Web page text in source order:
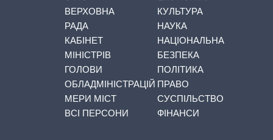
ВЕРХОВНА
РАДА
КАБІНЕТ
МІНІСТРІВ
ГОЛОВИ
ОБЛАДМІНІСТРАЦІЙ
МЕРИ МІСТ
ВСІ ПЕРСОНИ
КУЛЬТУРА
НАУКА
НАЦІОНАЛЬНА
БЕЗПЕКА
ПОЛІТИКА
ПРАВО
СУСПІЛЬСТВО
ФІНАНСИ